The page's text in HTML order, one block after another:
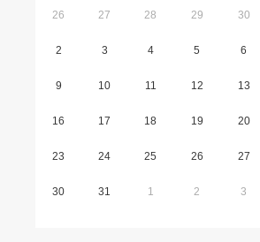
26 27 28 29 30
2 3 4 5 6
9 10 11 12 13
16 17 18 19 20
23 24 25 26 27
30 31 1 2 3